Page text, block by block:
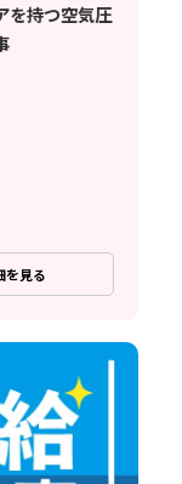
を持つ空気圧
を見る